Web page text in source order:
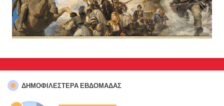
ΔΗΜΟΦΙΛΈΣΤΕΡΑ ΕΒΔΟΜΆΔΑΣ